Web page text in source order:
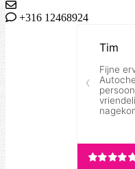
+316 12468924